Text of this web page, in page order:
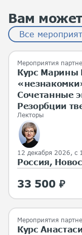
Вам
Все
Мероприятия
Курс Марины
Сочетанные
Резорбции
Лекторы
12 декабря 2026, с
Россия,
33 500 ₽
Мероприятия
Курс